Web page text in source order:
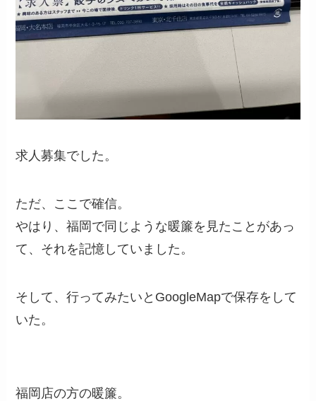
求人募集でした。
ただ、ここで確信。
やはり、福岡で同じような暖簾を見たことがあっ
て、それを記憶していました。
そして、行ってみたいとGoogleMapで保存をして
いた。
福岡店の方の暖簾。